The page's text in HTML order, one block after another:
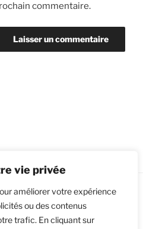
vie privée
améliorer votre expérience
ou des contenus
trafic. En cliquant sur
commentaire.